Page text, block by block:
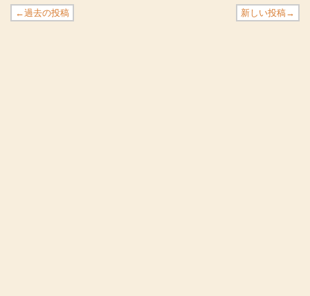
←過去の投稿 新しい投稿→